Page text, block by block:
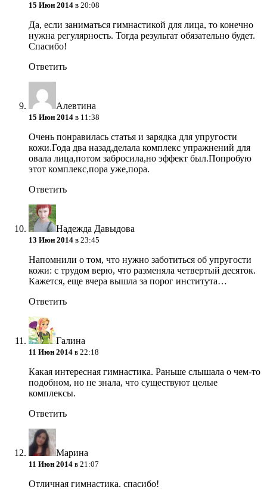
15 Июн 2014 в 20:08
Да, если заниматься гимнастикой для лица, то конечно
нужна регулярность. Тогда результат обязательно будет.
Спасибо!
Ответить
Алевтина
15 Июн 2014 в 11:38
Очень понравилась статья и зарядка для упругости
кожи.Года два назад,делала комплекс упражнений для
овала лица,потом забросила,но эффект был.Попробую
этот комплекс,пора уже,пора.
Ответить
Надежда Давыдова
13 Июн 2014 в 23:45
Напомнили о том, что нужно заботиться об упругости
кожи: с трудом верю, что разменяла четвертый десяток.
Кажется, еще вчера вышла за порог института…
Ответить
Галина
11 Июн 2014 в 22:18
Какая интересная гимнастика. Раньше слышала о чем-то
подобном, но не знала, что существуют целые
комплексы.
Ответить
Марина
11 Июн 2014 в 21:07
Отличная гимнастика. спасибо!